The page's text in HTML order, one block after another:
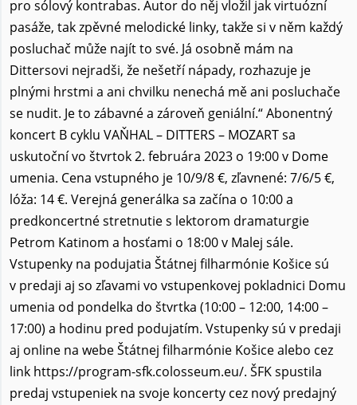
pro sólový kontrabas. Autor do něj vložil jak virtuózní
pasáže, tak zpěvné melodické linky, takže si v něm každý
posluchač může najít to své. Já osobně mám na
Dittersovi nejradši, že nešetří nápady, rozhazuje je
plnými hrstmi a ani chvilku nenechá mě ani posluchače
se nudit. Je to zábavné a zároveň geniální.“ Abonentný
koncert B cyklu VAŇHAL – DITTERS – MOZART sa
uskutoční vo štvrtok 2. februára 2023 o 19:00 v Dome
umenia. Cena vstupného je 10/9/8 €, zľavnené: 7/6/5 €,
lóža: 14 €. Verejná generálka sa začína o 10:00 a
predkoncertné stretnutie s lektorom dramaturgie
Petrom Katinom a hosťami o 18:00 v Malej sále.
Vstupenky na podujatia Štátnej filharmónie Košice sú
v predaji aj so zľavami vo vstupenkovej pokladnici Domu
umenia od pondelka do štvrtka (10:00 – 12:00, 14:00 –
17:00) a hodinu pred podujatím. Vstupenky sú v predaji
aj online na webe Štátnej filharmónie Košice alebo cez
link https://program-sfk.colosseum.eu/. ŠFK spustila
predaj vstupeniek na svoje koncerty cez nový predajný